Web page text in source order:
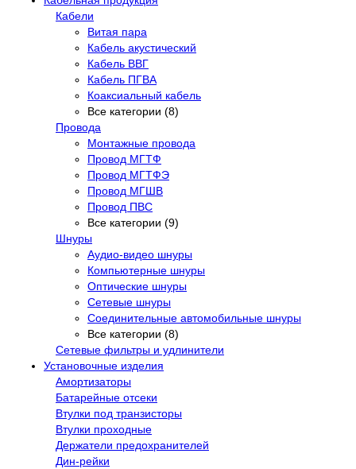
Кабели
Витая пара
Кабель акустический
Кабель ВВГ
Кабель ПГВА
Коаксиальный кабель
Все категории (8)
Провода
Монтажные провода
Провод МГТФ
Провод МГТФЭ
Провод МГШВ
Провод ПВС
Все категории (9)
Шнуры
Аудио-видео шнуры
Компьютерные шнуры
Оптические шнуры
Сетевые шнуры
Соединительные автомобильные шнуры
Все категории (8)
Сетевые фильтры и удлинители
Установочные изделия
Амортизаторы
Батарейные отсеки
Втулки под транзисторы
Втулки проходные
Держатели предохранителей
Дин-рейки